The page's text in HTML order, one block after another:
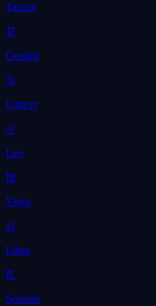
Taurus
♊
Gemini
♋
Cancer
♌
Leo
♍
Virgo
♎
Libra
♏
Scorpio